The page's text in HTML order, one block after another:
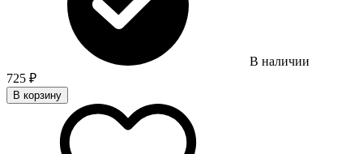
В наличии
725 ₽
В корзину